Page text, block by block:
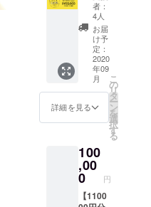
なって
おりま
すが、
カード
の配送
はいた
しませ
ん。受
時のご
本人確
報とし
て使用
させて
頂きま
す。
限は
2021年
2月末日
までと
なりま
す。 ※
有効期
限を過
ぎます
と、残
のでお
気をつ
けくだ
さい。
※「お届
より心
からの
お礼の
メッ
セージ
をお伝
えしま
す。 ※
カード
は2020
された
店舗に
てお受
け取り
くださ
nagoya
カー
ド】 ・
店舗で
使える
55000
円分の
食券
カード
をお渡
しいた
す。 ・
カード
受け渡
し時
に、店
者：
4人
お届
け予
定：
2020
年09
月
詳細を見る
こ
の
リ
タ
ー
ン
を
選
択
す
る
100
,00
0 円
【1100